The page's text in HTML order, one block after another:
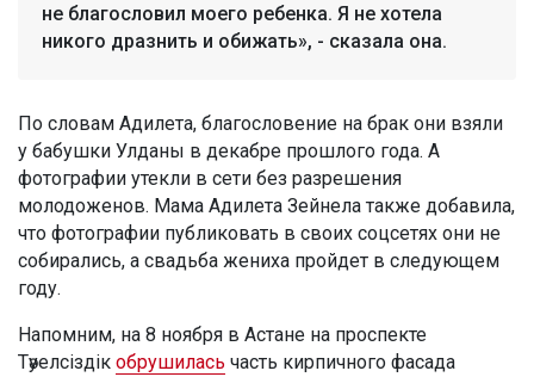
не благословил моего ребенка. Я не хотела
никого дразнить и обижать», - сказала она.
По словам Адилета, благословение на брак они взяли
у бабушки Улданы в декабре прошлого года. А
фотографии утекли в сети без разрешения
молодоженов. Мама Адилета Зейнела также добавила,
что фотографии публиковать в своих соцсетях они не
собирались, а свадьба жениха пройдет в следующем
году.
Напомним, на 8 ноября в Астане на проспекте
Тәуелсіздік обрушилась часть кирпичного фасада